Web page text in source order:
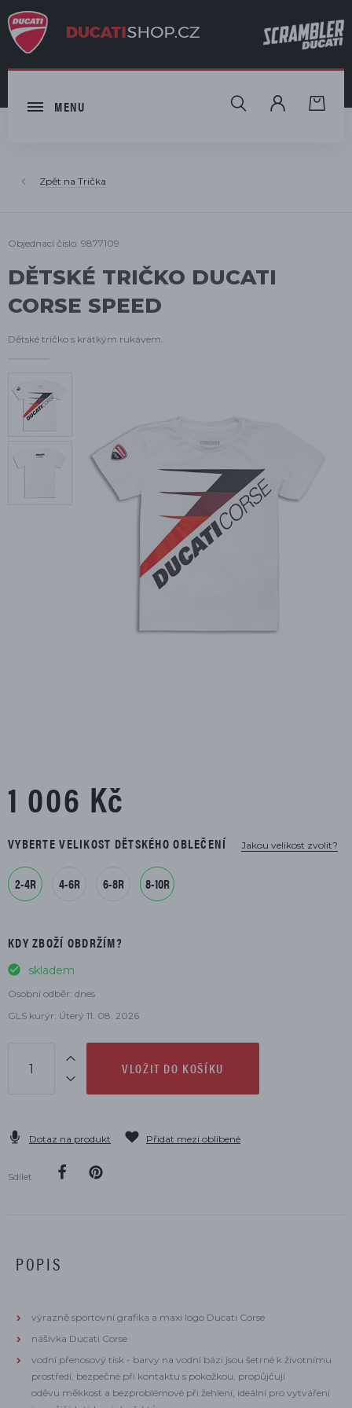
MENU HLEDAT
Trička
Objednací číslo: 9877109
DĚTSKÉ TRIČKO DUCATI
CORSE SPEED
Dětské tričko s krátkým rukávem.
1 006 Kč
VYBERTE VELIKOST DĚTSKÉHO OBLEČENÍ Jakou velikost zvolit?
2-4R 4-6R 6-8R 8-10R
KDY ZBOŽÍ OBDRŽÍM?
skladem
Osobní odběr: dnes
GLS kurýr: Úterý 11. 08. 2026
VLOŽIT DO KOŠÍKU
Dotaz na produkt Přidat mezi oblíbené
Sdílet
POPIS
výrazně sportovní grafika a maxi logo Ducati Corse
nášivka Ducati Corse
vodní přenosový tisk - barvy na vodní bázi jsou šetrné k životnímu
prostředí, bezpečné při kontaktu s pokožkou, propůjčují
oděvu měkkost a bezproblémové při žehlení, ideální pro vytváření